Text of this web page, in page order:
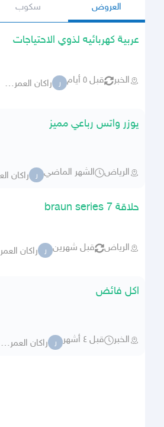
العروض سكوب
عربية كهربائيه لذوي الاحتياجات
الخبر قبل ٥ أيام ر راكان العمري 3017
يوزر واتس رباعي مميز
الرياض الشهر الماضي ر
حلاقة braun series 7
الرياض قبل شهرين ر
اكل فائض
الخبر قبل ٤ أشهر ر راكان العمري 3017